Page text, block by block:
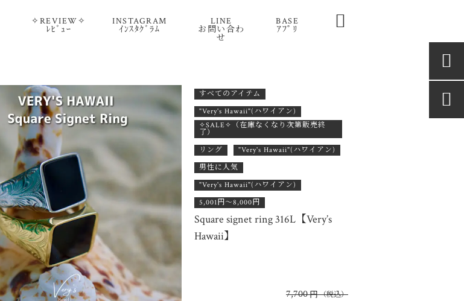
✧REVIEW✧
ﾚﾋﾞｭｰ
INSTAGRAM
ｲﾝｽﾀｸﾞﾗﾑ
LINE
お問い合わ
せ
BASE
ｱﾌﾟﾘ 
すべてのアイテム
"Very's Hawaii"(ハワイアン)
✧SALE✧（在庫なくなり次第販売終
了）
リング
"Very's Hawaii"(ハワイアン)
男性に人気
"Very's Hawaii"(ハワイアン)
5,001円〜8,000円
Square signet ring 316L【Very’s
Hawaii】
7,700円（税込）

